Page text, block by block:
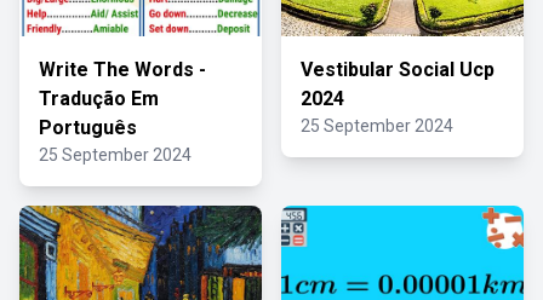
Write The Words -
Tradução Em
Português
25 September 2024
Vestibular Social Ucp
2024
25 September 2024